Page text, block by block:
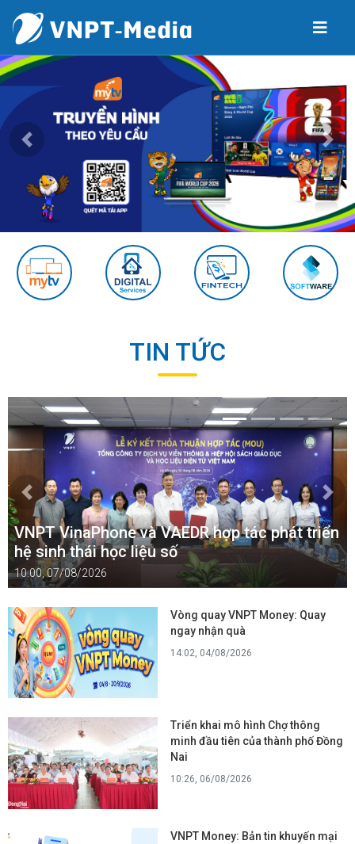
Previous Next
TIN TỨC
VinaPhone và VAEDR hợp tác phát triển
sinh thái học liệu số
07/08/2026
Previous Next
Vòng quay VNPT Money: Quay
ngay nhận quà
14:02, 04/08/2026
Triển khai mô hình Chợ thông
minh đầu tiên của thành phố Đồng
Nai
10:26, 06/08/2026
VNPT Money: Bản tin khuyến mại